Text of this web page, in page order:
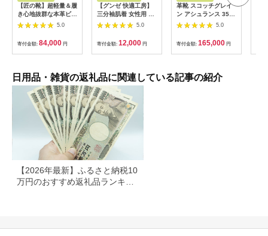
【匠の靴】超軽量＆履
き心地抜群な本革ビジ
ネスシューズAF-
24.5cm、カラー：ブ
ラウン)_0019-002-
T03-2-1
5.0
寄付金額: 84,000 円
【グンゼ 快適工房】
三分袖肌着 女性用 V
首 カームベージュ L
サイズ（3枚セッ
ト） 012-H-
GZ002V-BL
5.0
寄付金額: 12,000 円
革靴 スコッチグレイ
ン アシュランス 3525
革靴 25.5cm
5.0
寄付金額: 165,000 円
日用品・雑貨の返礼品に関連している記事の紹介
【2026年最新】ふるさと納税10
万円のおすすめ返礼品ランキン